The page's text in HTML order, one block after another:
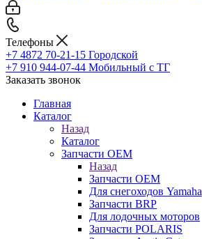
Телефоны
+7 4872 70-21-15 Городской
+7 910 944-07-44 Мобильный с ТГ
Заказать звонок
Главная
Каталог
Назад
Каталог
Запчасти OEM
Назад
Запчасти OEM
Для снегоходов Yamaha
Запчасти BRP
Для лодочных моторов
Запчасти POLARIS